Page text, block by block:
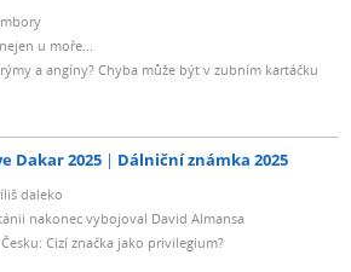
u moře...
a angíny? Chyba může být v zubním kartáčku
Dakar 2025 Dálniční známka 2025
daleko
nakonec vybojoval David Almansa
Cizí značka jako privilegium?